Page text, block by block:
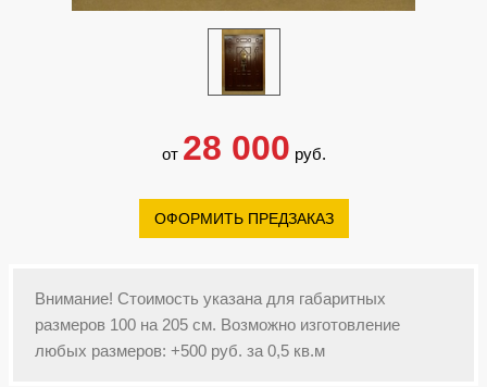
от 28 000 руб.
ОФОРМИТЬ ПРЕДЗАКАЗ
Внимание! Стоимость указана для габаритных
размеров 100 на 205 см. Возможно изготовление
любых размеров: +500 руб. за 0,5 кв.м